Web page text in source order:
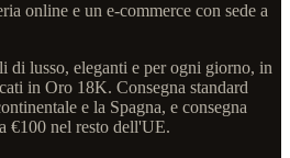
online e un e-commerce con sede a
di lusso, eleganti e per ogni giorno, in
in Oro 18K. Consegna standard
e la Spagna, e consegna
€100 nel resto dell'UE.